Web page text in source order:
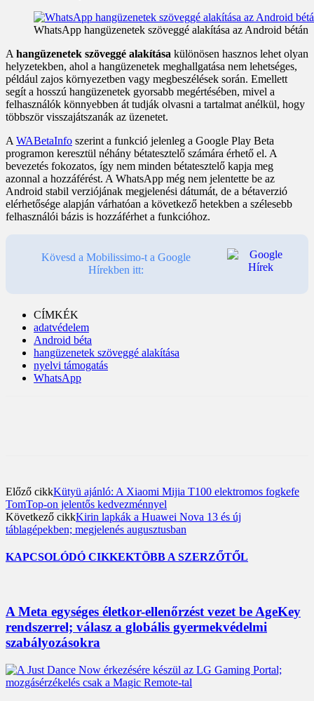
WhatsApp hangüzenetek szöveggé alakítása az Android bétán
A hangüzenetek szöveggé alakítása különösen hasznos lehet olyan
helyzetekben, ahol a hangüzenetek meghallgatása nem lehetséges,
például zajos környezetben vagy megbeszélések során. Emellett
segít a hosszú hangüzenetek gyorsabb megértésében, mivel a
felhasználók könnyebben át tudják olvasni a tartalmat anélkül, hogy
többször visszajátszanák az üzenetet.
A WABetaInfo szerint a funkció jelenleg a Google Play Beta
programon keresztül néhány bétatesztelő számára érhető el. A
bevezetés fokozatos, így nem minden bétatesztelő kapja meg
azonnal a hozzáférést. A WhatsApp még nem jelentette be az
Android stabil verziójának megjelenési dátumát, de a bétaverzió
elérhetősége alapján várhatóan a következő hetekben a szélesebb
felhasználói bázis is hozzáférhet a funkcióhoz.
Kövesd a Mobilissimo-t a Google
Hírekben itt:
CÍMKÉK
adatvédelem
Android béta
hangüzenetek szöveggé alakítása
nyelvi támogatás
WhatsApp
Előző cikkKütyü ajánló: A Xiaomi Mijia T100 elektromos fogkefe
TomTop-on jelentős kedvezménnyel
Következő cikkKirin lapkák a Huawei Nova 13 és új
táblagépekben; megjelenés augusztusban
KAPCSOLÓDÓ CIKKEKTÖBB A SZERZŐTŐL
A Meta egységes életkor-ellenőrzést vezet be AgeKey
rendszerrel; válasz a globális gyermekvédelmi
szabályozásokra